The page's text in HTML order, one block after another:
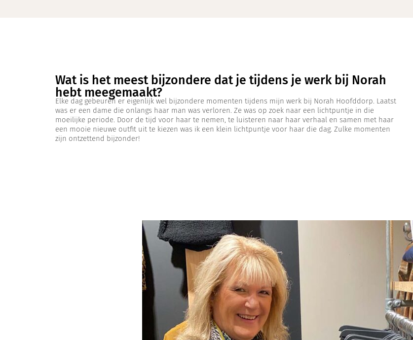
Wat is het meest bijzondere dat je tijdens je werk bij Norah
hebt meegemaakt?
Elke dag gebeuren er eigenlijk wel bijzondere momenten tijdens mijn werk bij Norah Hoofddorp. Laatst
was er een dame die onlangs haar man was verloren. Ze was op zoek naar een lichtpuntje in die
moeilijke periode. Door de tijd voor haar te nemen, te luisteren naar haar verhaal en samen met haar
een mooie nieuwe outfit uit te kiezen was ik een klein lichtpuntje voor haar die dag. Zulke momenten
zijn ontzettend bijzonder!